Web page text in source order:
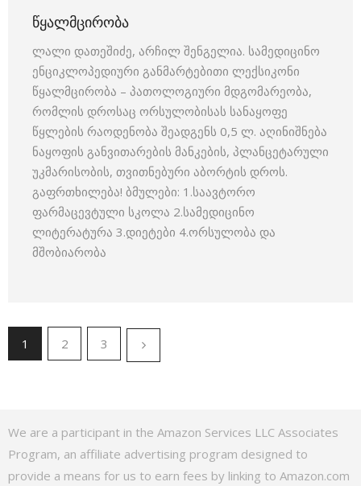
ᲬᲧᲐᲚᲛᲪᲘᲠᲝᲑᲐ
ლალი დათეშიძე, არჩილ შენგელია. სამედიცინო
ენციკლოპედიური განმარტებითი ლექსიკონი
წყალმცირობა – პათოლოგიური მდგომარეობა,
რომლის დროსაც ორსულობისას სანაყოფე
წყლების რაოდენობა შეადგენს 0,5 ლ. აღინიშნება
ნაყოფის განვითარების მანკების, პლანცეტარული
უკმარისობის, თვითნებური აბორტის დროს.
გაფრთხილება! ბმულები: 1.საავტორო
ფარმაცევტული სკოლა 2.სამედიცინო
ლიტერატურა 3.დიეტები 4.ორსულობა და
მშობიარობა
1 2 3
We are a participant in the Amazon Services LLC Associates
Program, an affiliate advertising program designed to
provide a means for us to earn fees by linking to Amazon.com